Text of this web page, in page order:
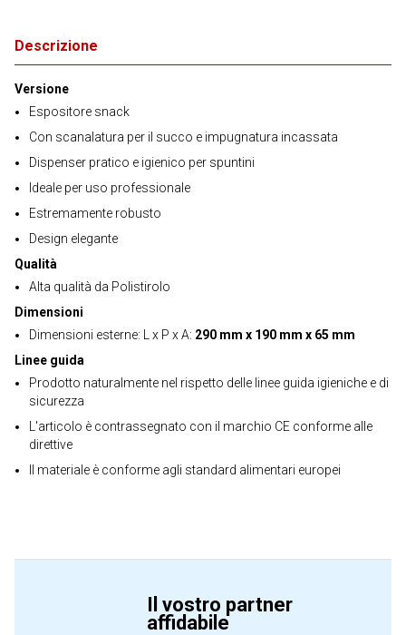
Descrizione
Versione
Espositore snack
Con scanalatura per il succo e impugnatura incassata
Dispenser pratico e igienico per spuntini
Ideale per uso professionale
Estremamente robusto
Design elegante
Qualità
Alta qualità da Polistirolo
Dimensioni
Dimensioni esterne: L x P x A: 290 mm x 190 mm x 65 mm
Linee guida
Prodotto naturalmente nel rispetto delle linee guida igieniche e di
sicurezza
L'articolo è contrassegnato con il marchio CE conforme alle
direttive
Il materiale è conforme agli standard alimentari europei
Il vostro partner
affidabile